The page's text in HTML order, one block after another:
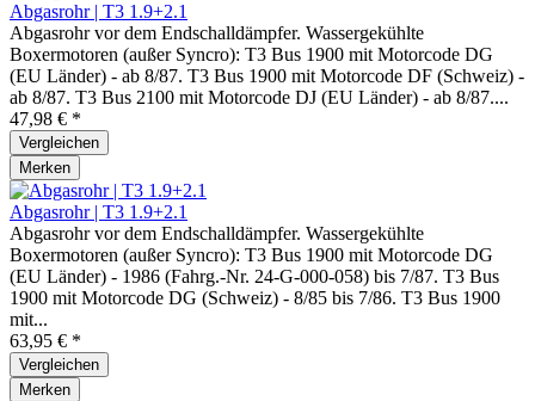
Abgasrohr | T3 1.9+2.1
Abgasrohr vor dem Endschalldämpfer. Wassergekühlte
Boxermotoren (außer Syncro): T3 Bus 1900 mit Motorcode DG
(EU Länder) - ab 8/87. T3 Bus 1900 mit Motorcode DF (Schweiz) -
ab 8/87. T3 Bus 2100 mit Motorcode DJ (EU Länder) - ab 8/87....
47,98 € *
Vergleichen
Merken
Abgasrohr | T3 1.9+2.1
Abgasrohr vor dem Endschalldämpfer. Wassergekühlte
Boxermotoren (außer Syncro): T3 Bus 1900 mit Motorcode DG
(EU Länder) - 1986 (Fahrg.-Nr. 24-G-000-058) bis 7/87. T3 Bus
1900 mit Motorcode DG (Schweiz) - 8/85 bis 7/86. T3 Bus 1900
mit...
63,95 € *
Vergleichen
Merken